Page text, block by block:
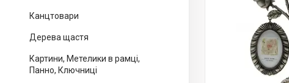
Канцтовари
Дерева щастя
Картини, Метелики в рамці,
Панно, Ключниці